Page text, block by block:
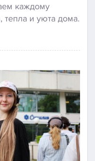
каждому
тепла и уюта дома.